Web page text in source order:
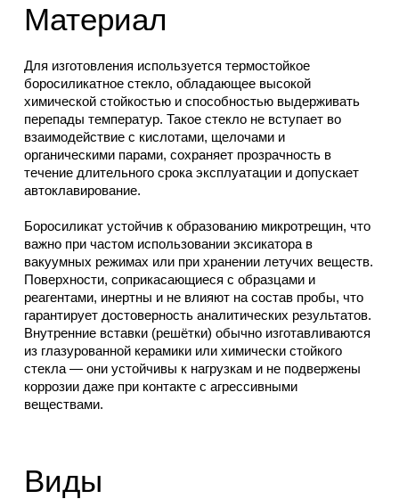
Материал
Для изготовления используется термостойкое
боросиликатное стекло, обладающее высокой
химической стойкостью и способностью выдерживать
перепады температур. Такое стекло не вступает во
взаимодействие с кислотами, щелочами и
органическими парами, сохраняет прозрачность в
течение длительного срока эксплуатации и допускает
автоклавирование.
Боросиликат устойчив к образованию микротрещин, что
важно при частом использовании эксикатора в
вакуумных режимах или при хранении летучих веществ.
Поверхности, соприкасающиеся с образцами и
реагентами, инертны и не влияют на состав пробы, что
гарантирует достоверность аналитических результатов.
Внутренние вставки (решётки) обычно изготавливаются
из глазурованной керамики или химически стойкого
стекла — они устойчивы к нагрузкам и не подвержены
коррозии даже при контакте с агрессивными
веществами.
Виды